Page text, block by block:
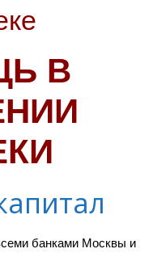
о «пузыре» на
В
банками Москвы и